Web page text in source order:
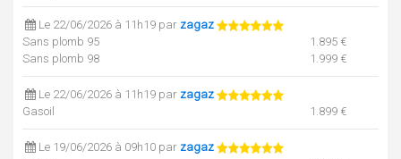
Le 22/06/2026 à 11h19 par zagaz
Sans plomb 95
1.895 €
Sans plomb 98
1.999 €
Le 22/06/2026 à 11h19 par zagaz
Gasoil
1.899 €
Le 19/06/2026 à 09h10 par zagaz